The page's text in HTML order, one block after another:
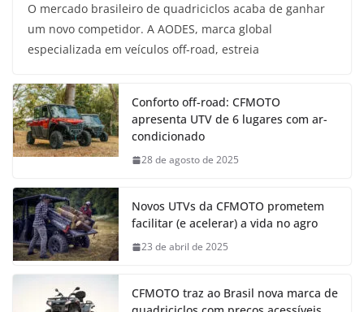
O mercado brasileiro de quadriciclos acaba de ganhar
um novo competidor. A AODES, marca global
especializada em veículos off-road, estreia
Conforto off-road: CFMOTO
apresenta UTV de 6 lugares com ar-
condicionado
28 de agosto de 2025
Novos UTVs da CFMOTO prometem
facilitar (e acelerar) a vida no agro
23 de abril de 2025
CFMOTO traz ao Brasil nova marca de